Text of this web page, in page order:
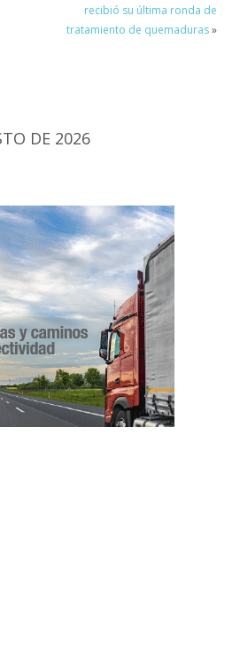
recibió su última ronda de
tratamiento de quemaduras»
DE 2026